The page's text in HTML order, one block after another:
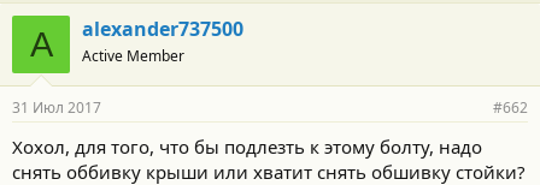
A alexander737500
Active Member
31 Июл 2017 #662
Хохол, для того, что бы подлезть к этому болту, надо
снять оббивку крыши или хватит снять обшивку стойки?